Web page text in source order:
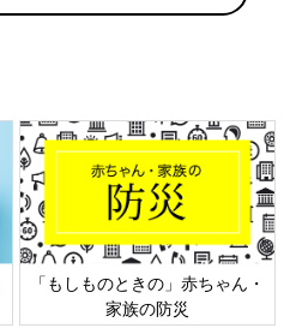
「もしものときの」赤ちゃん・
家族の防災